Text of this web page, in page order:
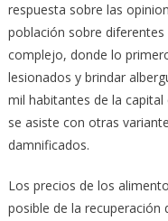
respuesta sobre las
población sobre
complejo, donde lo
lesionados y brindar
mil habitantes de la
se asiste con otras
damnificados.
Los precios de los
posible de la